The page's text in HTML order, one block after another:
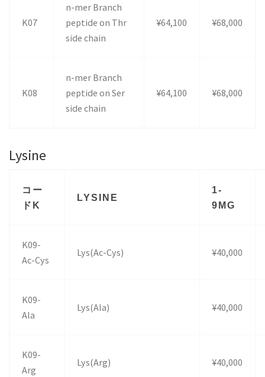
K07
n-mer Branch
peptide on Thr
side chain
¥64,100 ¥68,000
K08
n-mer Branch
peptide on Ser
side chain
¥64,100 ¥68,000
Lysine
コー
ドK
LYSINE
1-
9MG
K09-
Ac-Cys
Lys(Ac-Cys) ¥40,000
K09-
Ala
Lys(Ala) ¥40,000
K09-
Arg
Lys(Arg) ¥40,000